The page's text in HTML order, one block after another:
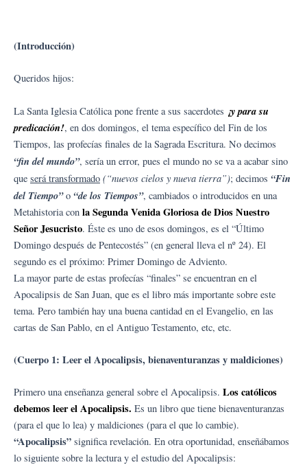
(Introducción)
Queridos hijos:
La Santa Iglesia Católica pone frente a sus sacerdotes ¡y para su
predicación!, en dos domingos, el tema específico del Fin de los
Tiempos, las profecías finales de la Sagrada Escritura. No decimos
“fin del mundo”, sería un error, pues el mundo no se va a acabar sino
que será transformado (“nuevos cielos y nueva tierra”); decimos “Fin
del Tiempo”o “de los Tiempos”, cambiados o introducidos en una
Metahistoria con la Segunda Venida Gloriosa de Dios Nuestro
Señor Jesucristo. Éste es uno de esos domingos, es el “Último
Domingo después de Pentecostés” (en general lleva el nº 24). El
segundo es el próximo: Primer Domingo de Adviento.
La mayor parte de estas profecías “finales” se encuentran en el
Apocalipsis de San Juan, que es el libro más importante sobre este
tema. Pero también hay una buena cantidad en el Evangelio, en las
cartas de San Pablo, en el Antiguo Testamento, etc, etc.
(Cuerpo 1: Leer el Apocalipsis, bienaventuranzas y maldiciones)
Primero una enseñanza general sobre el Apocalipsis. Los católicos
debemos leer el Apocalipsis. Es un libro que tiene bienaventuranzas
(para el que lo lea) y maldiciones (para el que lo cambie).
“Apocalipsis” significa revelación. En otra oportunidad, enseñábamos
lo siguiente sobre la lectura y el estudio del Apocalipsis: